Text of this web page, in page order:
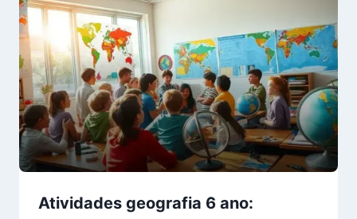
Atividades geografia 6 ano: